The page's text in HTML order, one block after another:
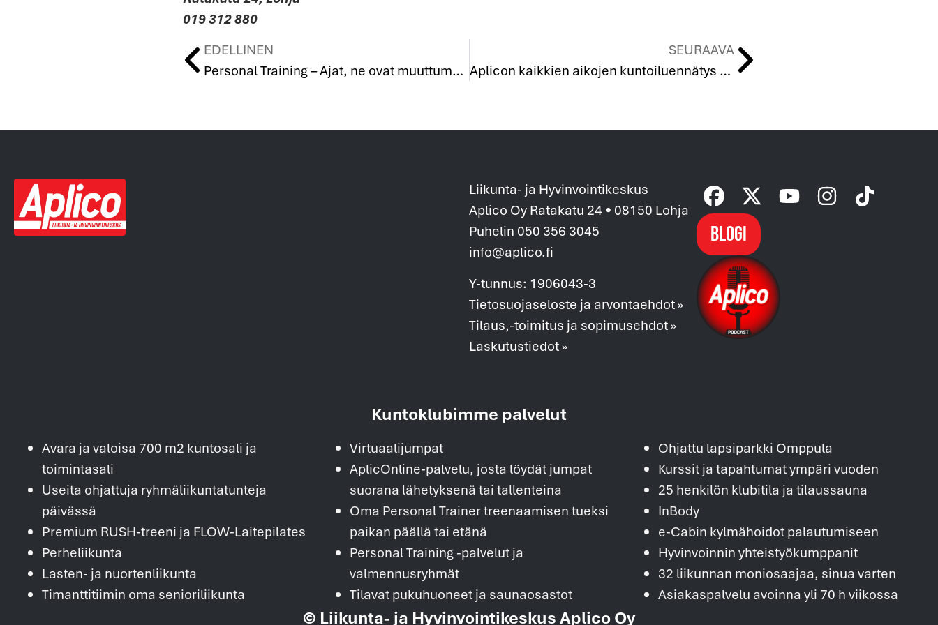
019 312 880
EDELLINEN
Personal Training – Ajat, ne ovat muuttumassa
SEURAAVA
Aplicon kaikkien aikojen kuntoiluennätys tehtiin tammikuussa
Liikunta- ja Hyvinvointikeskus
Aplico Oy Ratakatu 24 • 08150 Lohja
Puhelin 050 356 3045
info@aplico.fi
Y-tunnus: 1906043-3
Tietosuojaseloste ja arvontaehdot »
Tilaus,-toimitus ja sopimusehdot »
Laskutustiedot »
Blogi
Kuntoklubimme palvelut
Avara ja valoisa 700 m2 kuntosali ja
toimintasali
Useita ohjattuja ryhmäliikuntatunteja
päivässä
Premium RUSH-treeni ja FLOW-Laitepilates
Perheliikunta
Lasten- ja nuortenliikunta
Timanttitiimin oma senioriliikunta
Virtuaalijumpat
AplicOnline-palvelu, josta löydät jumpat
suorana lähetyksenä tai tallenteina
Oma Personal Trainer treenaamisen tueksi
paikan päällä tai etänä
Personal Training -palvelut ja
valmennusryhmät
Tilavat pukuhuoneet ja saunaosastot
Ohjattu lapsiparkki Omppula
Kurssit ja tapahtumat ympäri vuoden
25 henkilön klubitila ja tilaussauna
InBody
e-Cabin kylmähoidot palautumiseen
Hyvinvoinnin yhteistyökumppanit
32 liikunnan moniosaajaa, sinua varten
Asiakaspalvelu avoinna yli 70 h viikossa
© Liikunta- ja Hyvinvointikeskus Aplico Oy